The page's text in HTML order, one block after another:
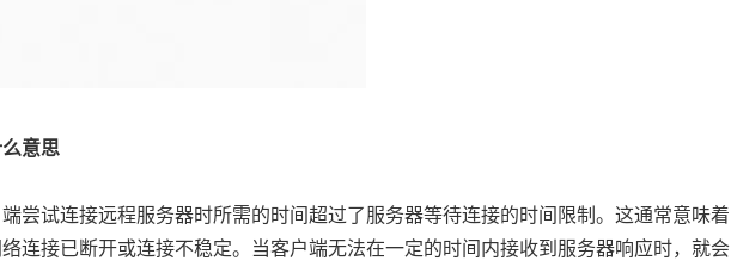
意思
尝试连接远程服务器时所需的时间超过了服务器等待连接的时间限制。这通常意味着
连接已断开或连接不稳定。当客户端无法在一定的时间内接收到服务器响应时，就会